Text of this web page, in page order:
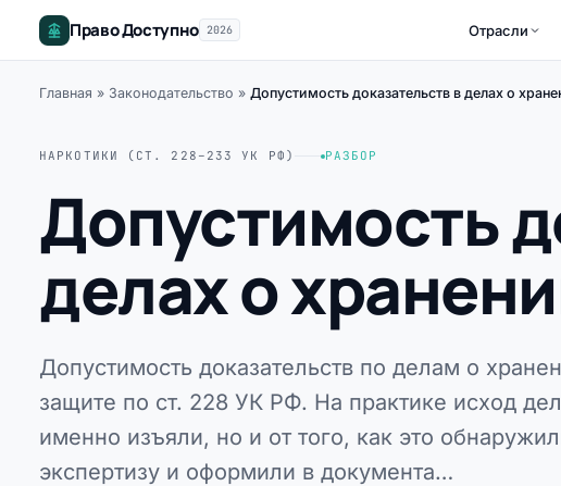
Право Доступно 2026 Отрасли
Главная » Законодательство » Допустимость доказательств в делах о
НАРКОТИКИ (СТ. 228–233 УК РФ) РАЗБОР
Допустимость
делах о
Допустимость доказательств по делам о
защите по ст. 228 УК РФ. На практике исход
именно изъяли, но и от того, как это
экспертизу и оформили в документа…